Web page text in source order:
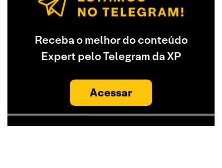
Receba o melhor do conteúdo
Expert pelo Telegram da XP
Acessar